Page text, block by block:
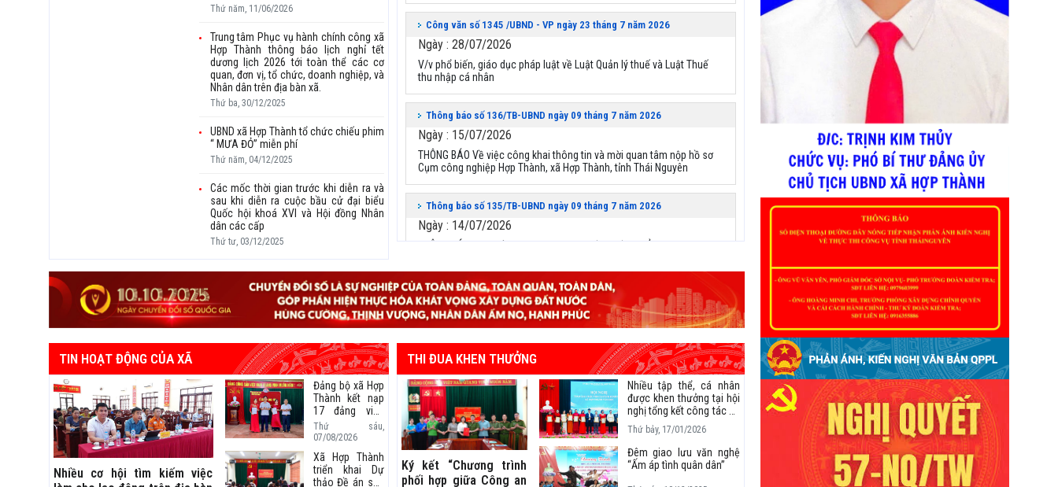
Thứ năm, 11/06/2026
Trung tâm Phục vụ hành chính công xã
Hợp Thành thông báo lịch nghỉ tết
dương lịch 2026 tới toàn thể các cơ
quan, đơn vị, tổ chức, doanh nghiệp, và
Nhân dân trên địa bàn xã.
Thứ ba, 30/12/2025
UBND xã Hợp Thành tổ chức chiếu phim
“ MƯA ĐỎ” miễn phí
Thứ năm, 04/12/2025
Các mốc thời gian trước khi diễn ra và
sau khi diễn ra cuộc bầu cử đại biểu
Quốc hội khoá XVI và Hội đồng Nhân
dân các cấp
Thứ tư, 03/12/2025
Công văn số 1345 /UBND - VP ngày 23 tháng 7 năm 2026
Ngày : 28/07/2026
V/v phổ biến, giáo dục pháp luật về Luật Quản lý thuế và Luật Thuế
thu nhập cá nhân
Thông báo số 136/TB-UBND ngày 09 tháng 7 năm 2026
Ngày : 15/07/2026
THÔNG BÁO Về việc công khai thông tin và mời quan tâm nộp hồ sơ
Cụm công nghiệp Hợp Thành, xã Hợp Thành, tỉnh Thái Nguyên
Thông báo số 135/TB-UBND ngày 09 tháng 7 năm 2026
Ngày : 14/07/2026
THÔNG BÁO Lịch tiếp công dân định kỳ của Chủ tịch Ủy ban nhân dân
Thông báo số 131/TB-UBND ngày 07 tháng 7 năm 2026
Ngày : 08/07/2026
nghị làm chủ đầu tư xây dựng hạ tầng kỹ thuật cụm công nghiệp Hợp
Thành, xã Hợp Thành, tỉnh Thái Nguyên
Thông báo số 128/TB-UBND ngày 6 tháng 7 năm 2026
Ngày : 06/07/2026
THÔNG BÁO Công khai danh sách các trường hợp đề nghị xét tặng,
truy tặng “Huy chương thanh niên xung phong vẻ vang” trên địa bàn
xã Hợp Thành
TIN HOẠT ĐỘNG CỦA XÃ
Nhiều cơ hội tìm kiếm việc
Đảng bộ xã Hợp
Thành kết nạp
17 đảng viên
mới
Thứ sáu,
07/08/2026
Xã Hợp Thành
triển khai Dự
thảo Đề án sắp
THI ĐUA KHEN THƯỞNG
Ký kết “Chương trình
phối hợp giữa Công an
Nhiều tập thể, cá nhân
được khen thưởng tại hội
nghị tổng kết công tác an
ninh; công tác quốc
phòng địa phương năm
2025
Thứ bảy, 17/01/2026
Đêm giao lưu văn nghệ
“Ấm áp tình quân dân”